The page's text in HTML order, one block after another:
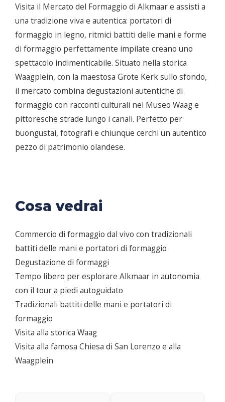
Visita il Mercato del Formaggio di Alkmaar e assisti a
una tradizione viva e autentica: portatori di
formaggio in legno, ritmici battiti delle mani e forme
di formaggio perfettamente impilate creano uno
spettacolo indimenticabile. Situato nella storica
Waagplein, con la maestosa Grote Kerk sullo sfondo,
il mercato combina degustazioni autentiche di
formaggio con racconti culturali nel Museo Waag e
pittoresche strade lungo i canali. Perfetto per
buongustai, fotografi e chiunque cerchi un autentico
pezzo di patrimonio olandese.
Cosa vedrai
Commercio di formaggio dal vivo con tradizionali
battiti delle mani e portatori di formaggio
Degustazione di formaggi
Tempo libero per esplorare Alkmaar in autonomia
con il tour a piedi autoguidato
Tradizionali battiti delle mani e portatori di
formaggio
Visita alla storica Waag
Visita alla famosa Chiesa di San Lorenzo e alla
Waagplein